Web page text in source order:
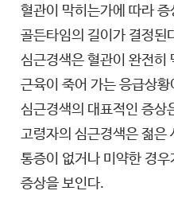
혈관이 막히는가에 따라
골든타임의 길이가 결정된
심근경색은 혈관이 완전히
근육이 죽어 가는 응급상황
심근경색의 대표적인 증상
고령자의 심근경색은 젊은
통증이 없거나 미약한 경
증상을 보인다.